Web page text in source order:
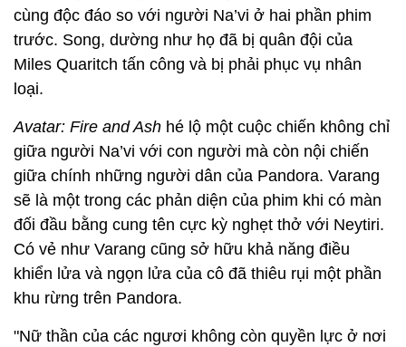
cùng độc đáo so với người Na’vi ở hai phần phim
trước. Song, dường như họ đã bị quân đội của
Miles Quaritch tấn công và bị phải phục vụ nhân
loại.
Avatar: Fire and Ash hé lộ một cuộc chiến không chỉ
giữa người Na’vi với con người mà còn nội chiến
giữa chính những người dân của Pandora. Varang
sẽ là một trong các phản diện của phim khi có màn
đối đầu bằng cung tên cực kỳ nghẹt thở với Neytiri.
Có vẻ như Varang cũng sở hữu khả năng điều
khiển lửa và ngọn lửa của cô đã thiêu rụi một phần
khu rừng trên Pandora.
"Nữ thần của các ngươi không còn quyền lực ở nơi